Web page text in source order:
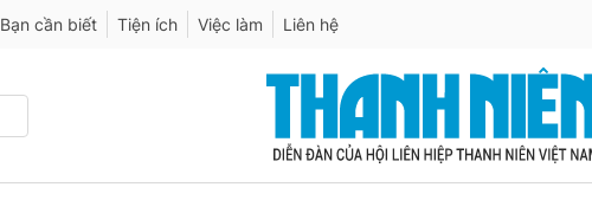
Bạn cần biết Tiện ích Việc làm Liên hệ